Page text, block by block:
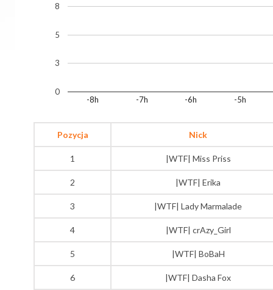
-8h -7h -6h -5h
0
3
5
8
Pozycja Nick
1 |WTF| Miss Priss
2 |WTF| Erika
3 |WTF| Lady Marmalade
4 |WTF| crAzy_Girl
5 |WTF| BoBaH
6 |WTF| Dasha Fox